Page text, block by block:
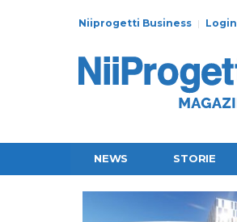
Niiprogetti Business Login
NEWS STORIE